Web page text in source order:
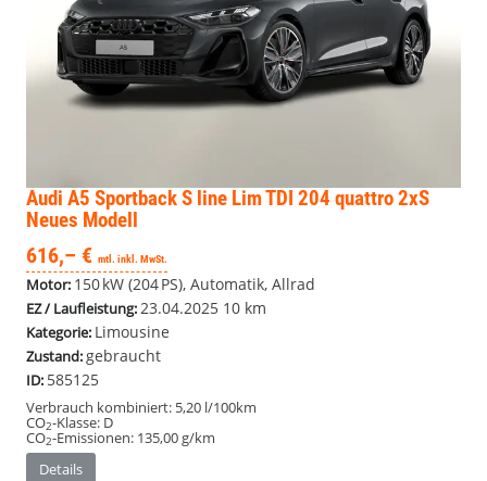
Audi A5 SportbackS line Lim TDI 204 quattro 2xS
Neues Modell
616,– € mtl. inkl. MwSt.
Motor: 150 kW (204 PS), Automatik, Allrad
EZ / Laufleistung:23.04.2025 10 km
Kategorie: Limousine
Zustand:gebraucht
ID: 585125
Verbrauch kombiniert: 5,20 l/100km
CO2-Klasse: D
CO2-Emissionen: 135,00 g/km
Details